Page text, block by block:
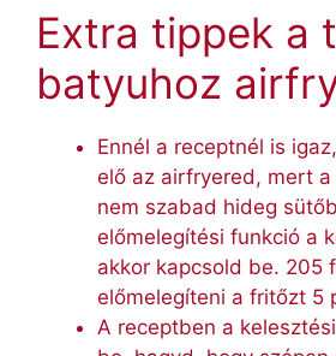
Extra tippek a
batyuhoz
Ennél a receptnél is
elő az airfryered, mert
nem szabad hideg
előmelegítési funkció a
akkor kapcsold be. 205
előmelegíteni a fritőzt 5
A receptben a